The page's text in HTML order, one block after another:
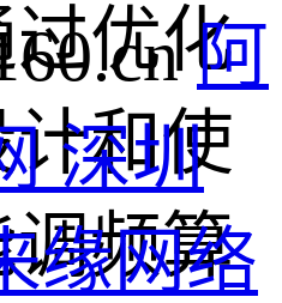
优化
和使
频算
阿
深圳
缘网络